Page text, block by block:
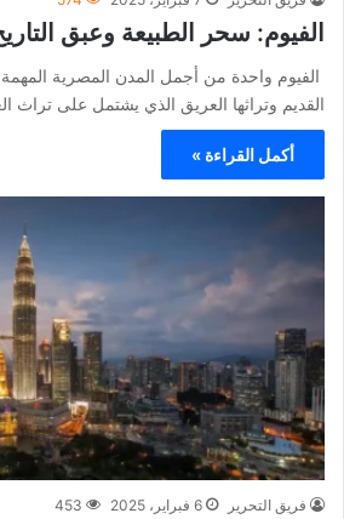
الفيوم: سحر الطبيعة وعبق
الفيوم واحدة من أجمل المدن المصرية المهمة
القديم وتراثها العريق الذي يشتمل على تراث
أكمل القراءة »
فريق التحرير 6 فبراير، 2025 453